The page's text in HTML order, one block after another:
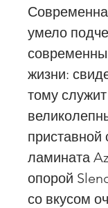
умело
жизни:
тому служит
приставной
ламината
опорой
со вкусом